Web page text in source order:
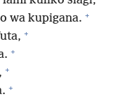
wa kupigana. +
+
+
+
+